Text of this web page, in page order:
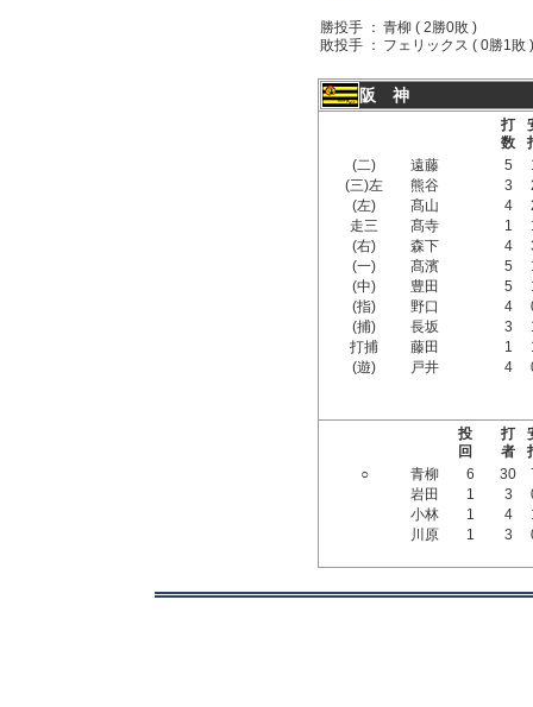
勝投手 ： 青柳 ( 2勝0敗 )
敗投手 ： フェリックス ( 0勝1敗 )
阪 神
打
数
(二)
遠藤 5
(三)左
熊谷 3
(左)
髙山 4
走三
髙寺 1
(右)
森下 4
(一)
髙濱 5
(中)
豊田 5
(指)
野口 4
(捕)
長坂 3
打捕
藤田 1
(遊)
戸井 4
投
回
打
者
○
青柳 6 30
岩田
1 3
小林
1 4
川原
1 3